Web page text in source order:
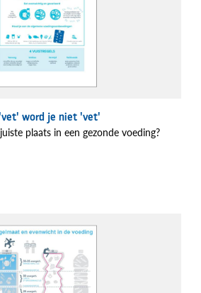
'vet' word je niet 'vet'
plaats in een gezonde voeding?